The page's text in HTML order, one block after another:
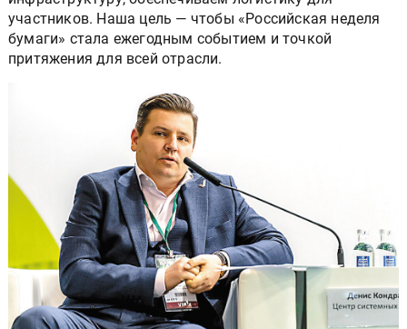
участников. Наша цель — чтобы «Российская неделя
бумаги» стала ежегодным событием и точкой
притяжения для всей отрасли.